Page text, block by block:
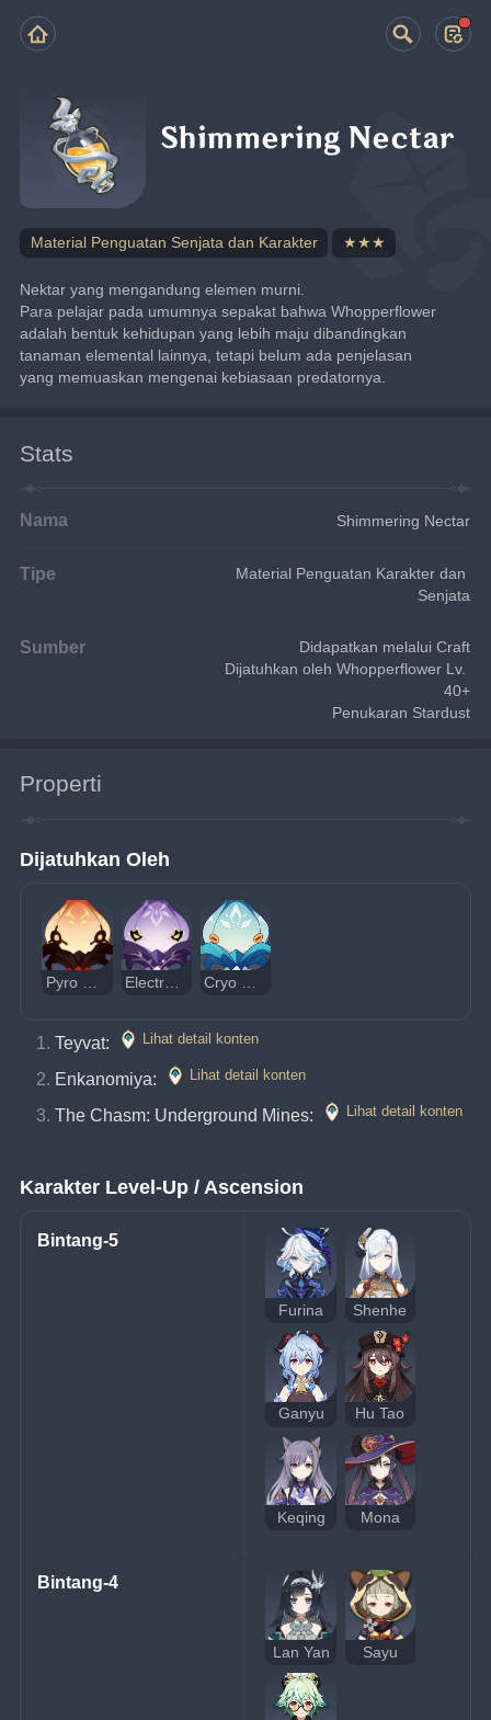
Shimmering Nectar
Material Penguatan Senjata dan Karakter ★★★
Nektar yang mengandung elemen murni.
Para pelajar pada umumnya sepakat bahwa Whopperflower
adalah bentuk kehidupan yang lebih maju dibandingkan
tanaman elemental lainnya, tetapi belum ada penjelasan
yang memuaskan mengenai kebiasaan predatornya.
Stats
Nama Shimmering Nectar
Tipe
Material Penguatan Karakter dan
Senjata
Sumber
Didapatkan melalui Craft
Dijatuhkan oleh Whopperflower Lv.
40+
Penukaran Stardust
Properti
Dijatuhkan Oleh
Teyvat: Lihat detail konten
Enkanomiya: Lihat detail konten
The Chasm: Underground Mines: Lihat detail konten
Karakter Level-Up / Ascension
Bintang-5
Furina Shenhe
Ganyu Hu Tao
Keqing Mona
Bintang-4
Lan Yan Sayu